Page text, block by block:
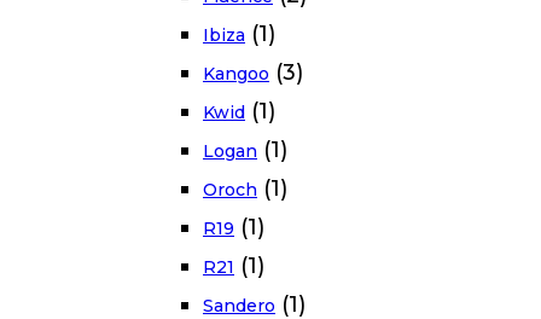
Ibiza (1)
Kangoo (3)
Kwid (1)
Logan (1)
Oroch (1)
R19 (1)
R21 (1)
Sandero (1)